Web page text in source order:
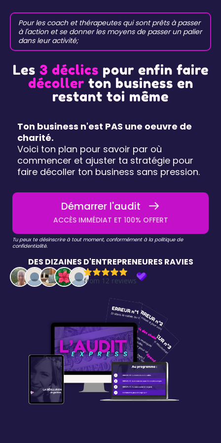
Pour les coach et thérapeutes qui sont prêts à passer
à l'action et se donner les moyens de passer un palier
dans leur activité;
Les 3 déclics pour enfin faire
décoller ton business en
restant toi même
Ton business n'est PAS une oeuvre de
charité.
Voici ton plan pour savoir par où
commencer et ajuster ta stratégie pour
faire décoller ton business sans pression.
Démarrer l'audit
ACCÈS IMMÉDIAT ET 100% OFFERT
Tu peux te désinscrire à tout moment, conformément à la politique de
confidentialité.
DES DIZAINES D'ENTREPRENEURES RAVIES